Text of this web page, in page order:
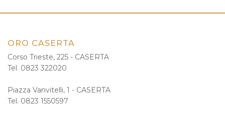
ORO CASERTA
Corso Trieste, 225 - CASERTA
Tel. 0823 322020
Piazza Vanvitelli, 1 - CASERTA
Tel. 0823 1550597